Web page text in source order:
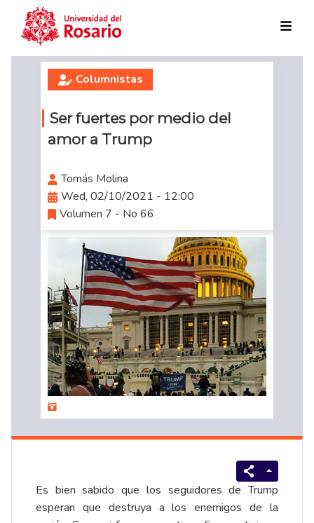
Skip to main content
Columnistas
Ser fuertes por medio del
amor a Trump
Tomás Molina
Wed, 02/10/2021 - 12:00
Volumen 7 - No 66
Es bien sabido que los seguidores de Trump
esperan que destruya a los enemigos de la